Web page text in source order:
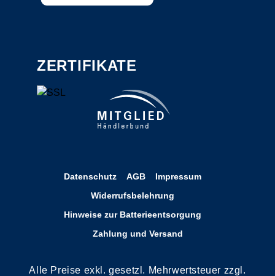
ZERTIFIKATE
Datenschutz AGB
Impressum
Widerrufsbelehrung
Hinweise zur Batterieentsorgung
Zahlung und Versand
Alle Preise exkl. gesetzl. Mehrwertsteuer zzgl.